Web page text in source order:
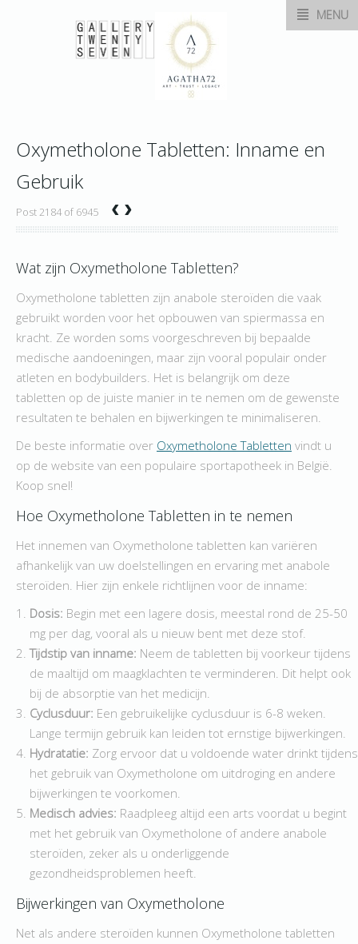
MENU
Oxymetholone Tabletten: Inname en
Gebruik
Post 2184 of 6945 ‹›
Wat zijn Oxymetholone Tabletten?
Oxymetholone tabletten zijn anabole steroïden die vaak
gebruikt worden voor het opbouwen van spiermassa en
kracht. Ze worden soms voorgeschreven bij bepaalde
medische aandoeningen, maar zijn vooral populair onder
atleten en bodybuilders. Het is belangrijk om deze
tabletten op de juiste manier in te nemen om de gewenste
resultaten te behalen en bijwerkingen te minimaliseren.
De beste informatie over Oxymetholone Tabletten vindt u
op de website van een populaire sportapotheek in België.
Koop snel!
Hoe Oxymetholone Tabletten in te nemen
Het innemen van Oxymetholone tabletten kan variëren
afhankelijk van uw doelstellingen en ervaring met anabole
steroïden. Hier zijn enkele richtlijnen voor de inname:
Dosis: Begin met een lagere dosis, meestal rond de 25-50
mg per dag, vooral als u nieuw bent met deze stof.
Tijdstip van inname: Neem de tabletten bij voorkeur tijdens
de maaltijd om maagklachten te verminderen. Dit helpt ook
bij de absorptie van het medicijn.
Cyclusduur: Een gebruikelijke cyclusduur is 6-8 weken.
Lange termijn gebruik kan leiden tot ernstige bijwerkingen.
Hydratatie: Zorg ervoor dat u voldoende water drinkt tijdens
het gebruik van Oxymetholone om uitdroging en andere
bijwerkingen te voorkomen.
Medisch advies: Raadpleeg altijd een arts voordat u begint
met het gebruik van Oxymetholone of andere anabole
steroïden, zeker als u onderliggende
gezondheidsproblemen heeft.
Bijwerkingen van Oxymetholone
Net als andere steroïden kunnen Oxymetholone tabletten